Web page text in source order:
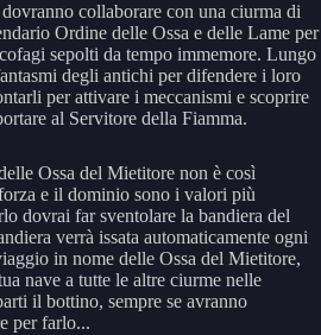
collaborare con una ciurma di
Ordine delle Ossa e delle Lame per
sepolti da tempo immemore. Lungo
degli antichi per difendere i loro
per attivare i meccanismi e scoprire
al Servitore della Fiamma.
Ossa del Mietitore non è così
e il dominio sono i valori più
dovrai far sventolare la bandiera del
verrà issata automaticamente ogni
in nome delle Ossa del Mietitore,
nave a tutte le altre ciurme nelle
il bottino, sempre se avranno
per farlo...